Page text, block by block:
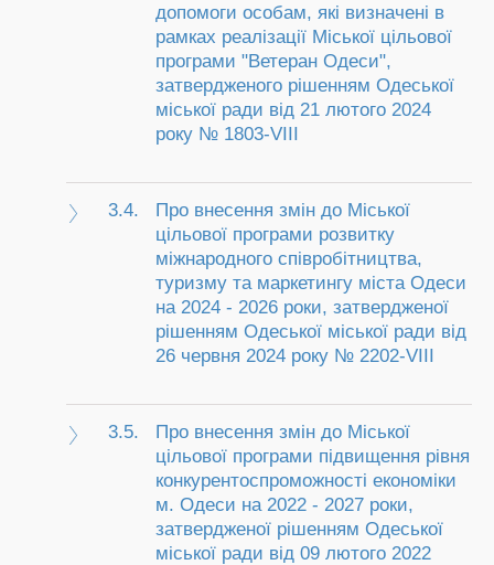
допомоги особам, які визначені в
рамках реалізації Міської цільової
програми "Ветеран Одеси",
затвердженого рішенням Одеської
міської ради від 21 лютого 2024
року № 1803-VIII
3.4.
Про внесення змін до Міської
цільової програми розвитку
міжнародного співробітництва,
туризму та маркетингу міста Одеси
на 2024 - 2026 роки, затвердженої
рішенням Одеської міської ради від
26 червня 2024 року № 2202-VIII
3.5.
Про внесення змін до Міської
цільової програми підвищення рівня
конкурентоспроможності економіки
м. Одеси на 2022 - 2027 роки,
затвердженої рішенням Одеської
міської ради від 09 лютого 2022